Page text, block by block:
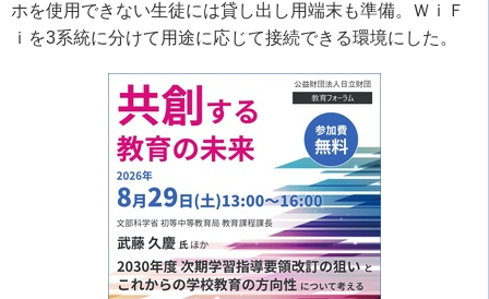
ホを使用できない生徒には貸し出し用端末も準備。ＷｉＦ
ｉを3系統に分けて用途に応じて接続できる環境にした。